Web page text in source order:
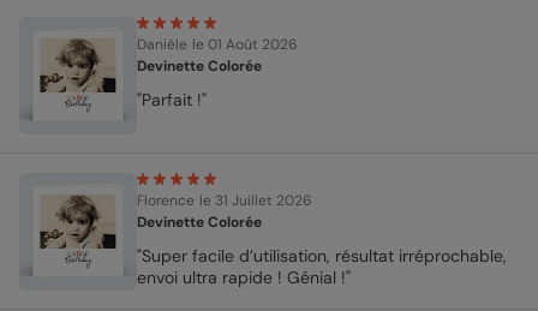
Danièle le 01 Août 2026
Devinette Colorée
"Parfait !"
Florence le 31 Juillet 2026
Devinette Colorée
"Super facile d’utilisation, résultat irréprochable,
envoi ultra rapide ! Génial !"